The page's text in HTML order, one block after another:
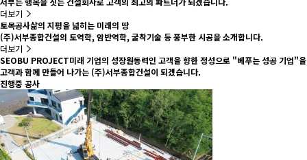
더보기
토목공사삶의 지평을 넓히는 미래의 땅
(주)서부종합건설의 토역학, 암반역학, 굴착기술 등 풍부한 시공을 소개합니다.
더보기
SEOBU PROJECT미래 기업의 성장원동력인 고객을 향한 정성으로 "베푸는 성공 기업"을
고객과 함께 만들어 나가는 (주)서부종합건설이 되겠습니다.
진행중 공사